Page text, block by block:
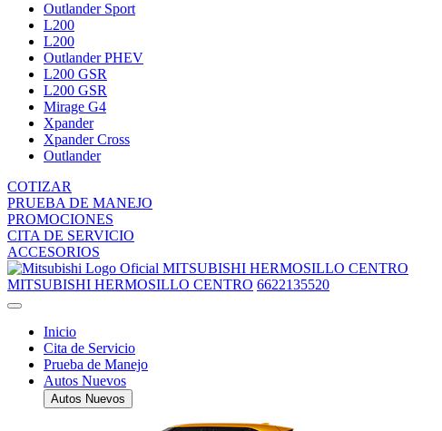
Outlander Sport
L200
L200
Outlander PHEV
L200 GSR
L200 GSR
Mirage G4
Xpander
Xpander Cross
Outlander
COTIZAR
PRUEBA DE MANEJO
PROMOCIONES
CITA DE SERVICIO
ACCESORIOS
MITSUBISHI HERMOSILLO CENTRO
MITSUBISHI HERMOSILLO CENTRO 6622135520
Inicio
Cita de Servicio
Prueba de Manejo
Autos Nuevos
Autos Nuevos